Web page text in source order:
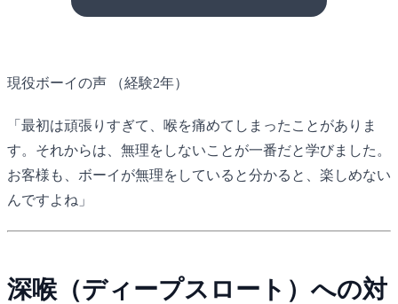
現役ボーイの声 （経験2年）
「最初は頑張りすぎて、喉を痛めてしまったことがありま
す。それからは、無理をしないことが一番だと学びました。
お客様も、ボーイが無理をしていると分かると、楽しめない
んですよね」
深喉（ディープスロート）への対